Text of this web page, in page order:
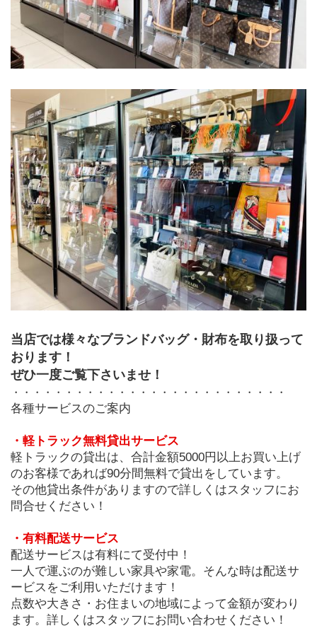
当店では様々なブランドバッグ・財布を取り扱って
おります！
ぜひ一度ご覧下さいませ！
・・・・・・・・・・・・・・・・・・・・・・・・・・
各種サービスのご案内
・軽トラック無料貸出サービス
軽トラックの貸出は、合計金額5000円以上お買い上げ
のお客様であれば90分間無料で貸出をしています。
その他貸出条件がありますので詳しくはスタッフにお
問合せください！
・有料配送サービス
配送サービスは有料にて受付中！
一人で運ぶのが難しい家具や家電。そんな時は配送サ
ービスをご利用いただけます！
点数や大きさ・お住まいの地域によって金額が変わり
ます。詳しくはスタッフにお問い合わせください！